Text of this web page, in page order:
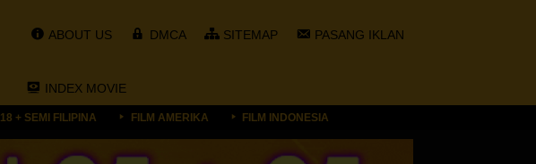
ABOUT US DMCA SITEMAP PASANG IKLAN
INDEX MOVIE
18 + SEMI FILIPINA FILM AMERIKA FILM INDONESIA